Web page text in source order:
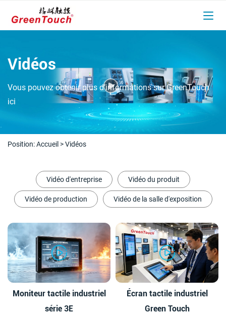
Vidéos
Vous pouvez obtenir plus d’informations sur GreenTouch
ici
Position:Accueil >Vidéos
Vidéo d'entreprise Vidéo du produit
Vidéo de production Vidéo de la salle d'exposition
Moniteur tactile industriel
série 3E
Écran tactile industriel
Green Touch